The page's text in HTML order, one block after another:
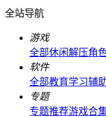
全站导航
游戏
全部休闲解压角
软件
全部教育学习辅
专题
专题推荐游戏合